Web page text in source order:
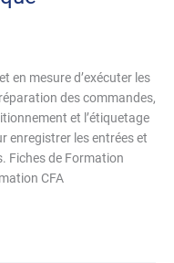
en mesure d’exécuter les
des commandes,
et l’étiquetage
enregistrer les entrées et
Fiches de Formation
CFA